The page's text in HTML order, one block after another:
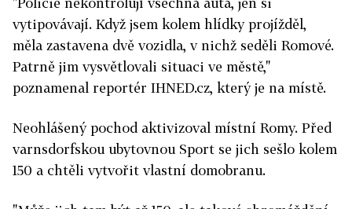
vytipovávají. Když jsem kolem hlídky projížděl,
měla zastavena dvě vozidla, v nichž seděli Romové.
Patrně jim vysvětlovali situaci ve městě,"
poznamenal reportér IHNED.cz, který je na místě.
Neohlášený pochod aktivizoval místní Romy. Před
varnsdorfskou ubytovnou Sport se jich sešlo kolem
150 a chtěli vytvořit vlastní domobranu.